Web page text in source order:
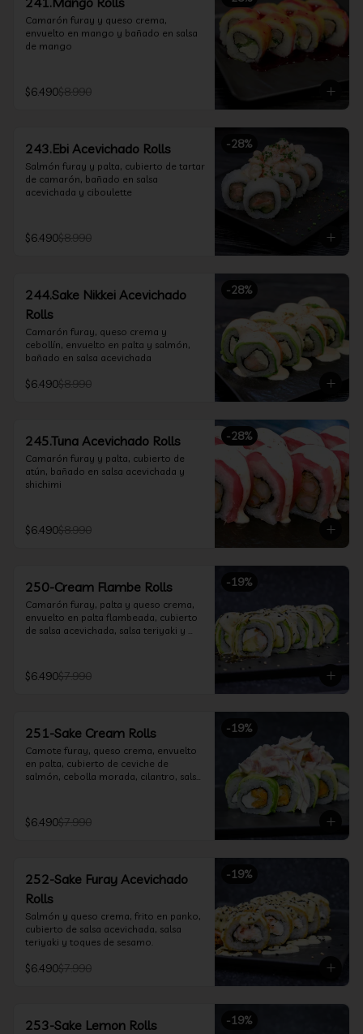
Camarón furay y queso crema,
envuelto en mango y bañado en salsa
de mango
$6.490$8.990
-28%
243.Ebi Acevichado Rolls
Salmón furay y palta, cubierto de tartar
de camarón, bañado en salsa
acevichada y ciboulette
$6.490$8.990
-28%
244.Sake Nikkei Acevichado
Rolls
Camarón furay, queso crema y
cebollín, envuelto en palta y salmón,
bañado en salsa acevichada
$6.490$8.990
-28%
245.Tuna Acevichado Rolls
Camarón furay y palta, cubierto de
atún, bañado en salsa acevichada y
shichimi
$6.490$8.990
-19%
250-Cream Flambe Rolls
Camarón furay, palta y queso crema,
envuelto en palta flambeada, cubierto
de salsa acevichada, salsa teriyaki y
$6.490$7.990
-19%
251-Sake Cream Rolls
Camote furay, queso crema, envuelto
en palta, cubierto de ceviche de
salmón, cebolla morada, cilantro, salsa
$6.490$7.990
-19%
252-Sake Furay Acevichado
Rolls
Salmón y queso crema, frito en panko,
cubierto de salsa acevichada, salsa
teriyaki y toques de sesamo.
$6.490$7.990
-19%
253-Sake Lemon Rolls